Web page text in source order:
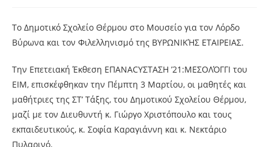
Το Δημοτικό Σχολείο Θέρμου στο Μουσείο για τον Λόρδο
Βύρωνα και τον Φιλελληνισμό της ΒΥΡΩΝΙΚΉΣ ΕΤΑΙΡΕΙΑΣ.
Την Επετειακή Έκθεση ΕΠΑΝΑCYΣΤΑΣΗ ’21:ΜΕΣΟΛΌΓΓΙ του
ΕΙΜ, επισκέφθηκαν την Πέμπτη 3 Μαρτίου, οι μαθητές και
μαθήτριες της ΣΤ’ Τάξης, του Δημοτικού Σχολείου Θέρμου,
μαζί με τον Διευθυντή κ. Γιώργο Χριστόπουλο και τους
εκπαιδευτικούς, κ. Σοφία Καραγιάννη και κ. Νεκτάριο
Πυλαρινό.